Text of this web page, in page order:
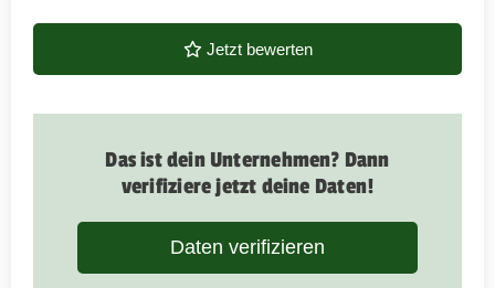
Jetzt bewerten
Das ist dein Unternehmen? Dann
verifiziere jetzt deine Daten!
Daten verifizieren